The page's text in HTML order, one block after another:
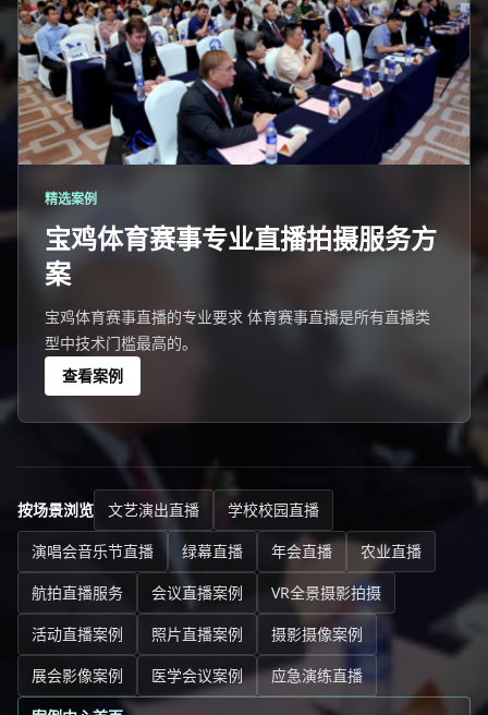
精选案例
宝鸡体育赛事专业直播拍摄服务方
案
宝鸡体育赛事直播的专业要求 体育赛事直播是所有直播类
型中技术门槛最高的。
查看案例
按场景浏览 文艺演出直播
学校校园直播
演唱会音乐节直播
绿幕直播 年会直播
农业直播
航拍直播服务
会议直播案例
VR全景摄影拍摄
活动直播案例
照片直播案例
摄影摄像案例
展会影像案例
医学会议案例
应急演练直播